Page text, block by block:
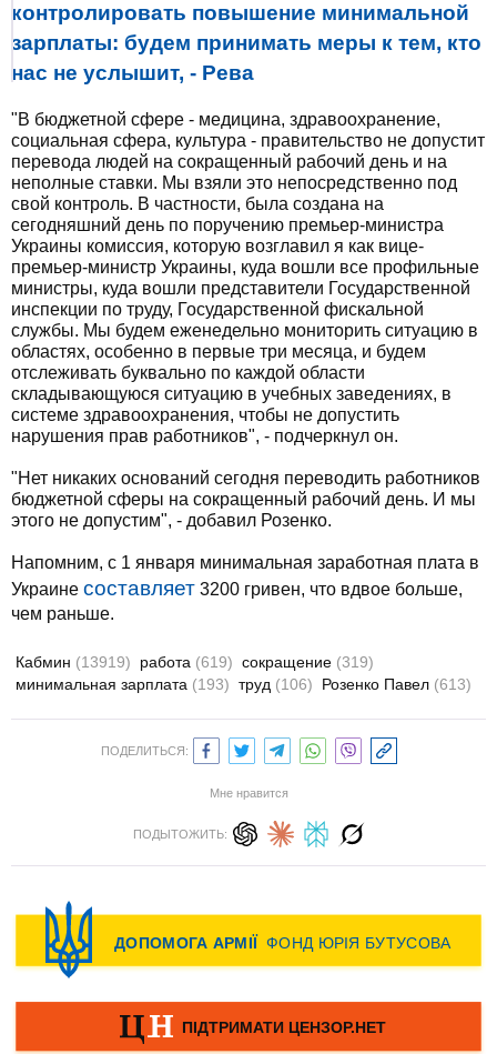
контролировать повышение минимальной
зарплаты: будем принимать меры к тем, кто
нас не услышит, - Рева
"В бюджетной сфере - медицина, здравоохранение,
социальная сфера, культура - правительство не допустит
перевода людей на сокращенный рабочий день и на
неполные ставки. Мы взяли это непосредственно под
свой контроль. В частности, была создана на
сегодняшний день по поручению премьер-министра
Украины комиссия, которую возглавил я как вице-
премьер-министр Украины, куда вошли все профильные
министры, куда вошли представители Государственной
инспекции по труду, Государственной фискальной
службы. Мы будем еженедельно мониторить ситуацию в
областях, особенно в первые три месяца, и будем
отслеживать буквально по каждой области
складывающуюся ситуацию в учебных заведениях, в
системе здравоохранения, чтобы не допустить
нарушения прав работников", - подчеркнул он.
"Нет никаких оснований сегодня переводить работников
бюджетной сферы на сокращенный рабочий день. И мы
этого не допустим", - добавил Розенко.
Напомним, с 1 января минимальная заработная плата в
Украине составляет 3200 гривен, что вдвое больше,
чем раньше.
Кабмин (13919) работа (619) сокращение (319)
минимальная зарплата (193) труд (106) Розенко Павел (613)
ПОДЕЛИТЬСЯ:
Мне нравится
ПОДЫТОЖИТЬ: